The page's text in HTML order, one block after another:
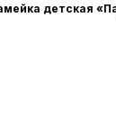
детская